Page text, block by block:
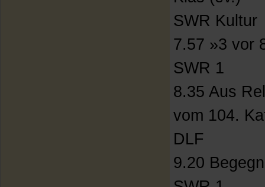
SWR Kultur
7.57 »3 vor
SWR 1
8.35 Aus
vom 104.
DLF
9.20